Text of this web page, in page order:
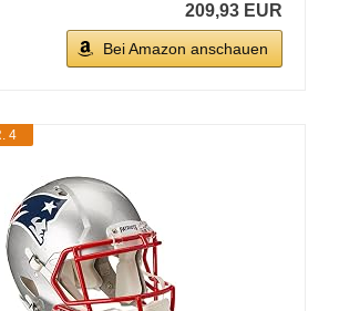
209,93 EUR
Bei Amazon anschauen
4